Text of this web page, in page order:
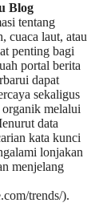
Blog
tentang
cuaca laut, atau
penting bagi
portal berita
dapat
sekaligus
melalui
data
kata kunci
lonjakan
menjelang
trends/).